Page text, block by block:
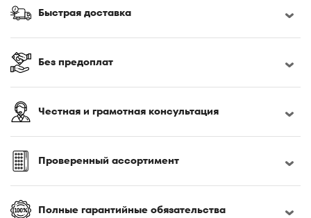
180x190
180x210
180x220
185x200
190x200
200x190
200x195
200x200
Быстрая доставка
Без предоплат
Честная и грамотная консультация
Проверенный ассортимент
Полные гарантийные обязательства